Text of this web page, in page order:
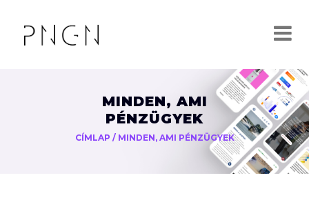
MINDEN, AMI
PÉNZÜGYEK
CÍMLAP / MINDEN, AMI PÉNZÜGYEK